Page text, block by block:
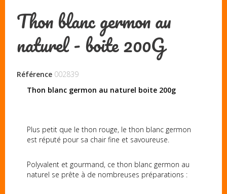
Thon blanc germon au
naturel - boite 200G
Référence 002839
Thon blanc germon au naturel boite 200g
Plus petit que le thon rouge, le thon blanc germon
est réputé pour sa chair fine et savoureuse.
Polyvalent et gourmand, ce thon blanc germon au
naturel se prête à de nombreuses préparations :